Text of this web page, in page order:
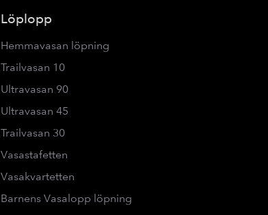
Löplopp
Hemmavasan löpning
Trailvasan 10
Ultravasan 90
Ultravasan 45
Trailvasan 30
Vasastafetten
Vasakvartetten
Barnens Vasalopp löpning